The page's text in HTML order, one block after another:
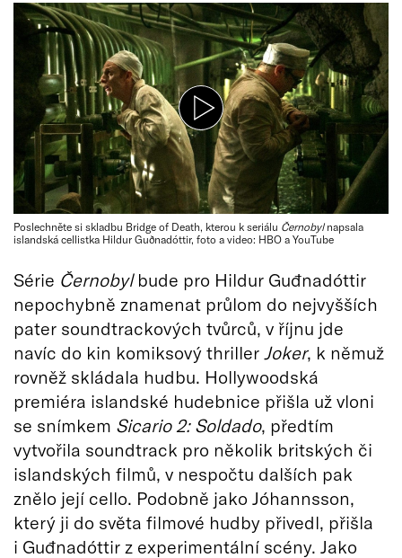
Poslechněte si skladbu Bridge of Death, kterou k seriálu Černobylnapsala
islandská cellistka Hildur Guðnadóttir, foto a video: HBO a YouTube
Série Černobylbude pro Hildur Guđnadóttir
nepochybně znamenat průlom do nejvyšších
pater soundtrackových tvůrců, v říjnu jde
navíc do kin komiksový thriller Joker, k němuž
rovněž skládala hudbu. Hollywoodská
premiéra islandské hudebnice přišla už vloni
se snímkem Sicario 2: Soldado, předtím
vytvořila soundtrack pro několik britských či
islandských filmů, v nespočtu dalších pak
znělo její cello. Podobně jako Jóhannsson,
který ji do světa filmové hudby přivedl, přišla
i Guđnadóttir z experimentální scény. Jako